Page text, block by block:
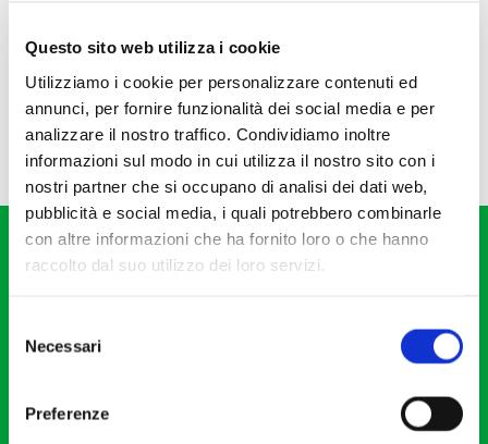
Questo sito web utilizza i cookie
Utilizziamo i cookie per personalizzare contenuti ed
annunci, per fornire funzionalità dei social media e per
analizzare il nostro traffico. Condividiamo inoltre
informazioni sul modo in cui utilizza il nostro sito con i
nostri partner che si occupano di analisi dei dati web,
pubblicità e social media, i quali potrebbero combinarle
con altre informazioni che ha fornito loro o che hanno
raccolto dal suo utilizzo dei loro servizi.
delNecessari
Preferenze
20121 Milano